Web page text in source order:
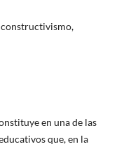
en una de las
que, en la